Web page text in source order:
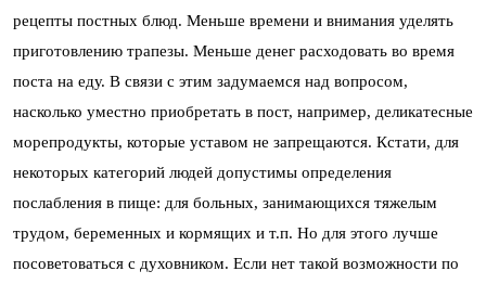
рецепты постных блюд. Меньше времени и внимания уделять
приготовлению трапезы. Меньше денег расходовать во время
поста на еду. В связи с этим задумаемся над вопросом,
насколько уместно приобретать в пост, например, деликатесные
морепродукты, которые уставом не запрещаются. Кстати, для
некоторых категорий людей допустимы определения
послабления в пище: для больных, занимающихся тяжелым
трудом, беременных и кормящих и т.п. Но для этого лучше
посоветоваться с духовником. Если нет такой возможности по